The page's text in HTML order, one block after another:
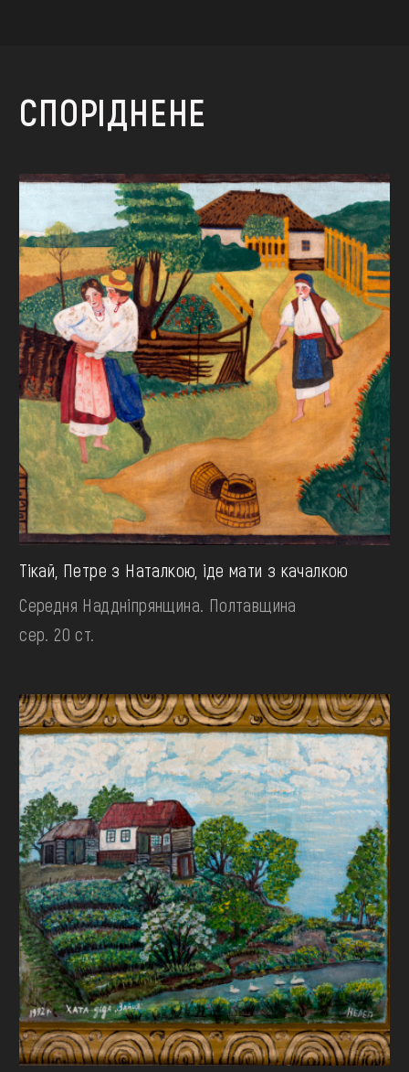
СПОРІДНЕНЕ
Тікай, Петре з Наталкою, іде мати з качалкою
Середня Наддніпрянщина. Полтавщина
сер. 20 ст.